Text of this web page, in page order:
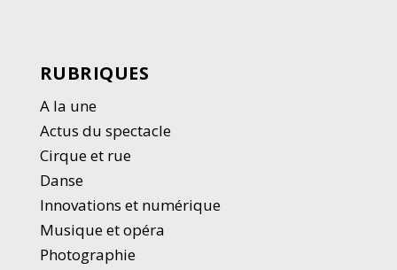
RUBRIQUES
A la une
Actus du spectacle
Cirque et rue
Danse
Innovations et numérique
Musique et opéra
Photographie